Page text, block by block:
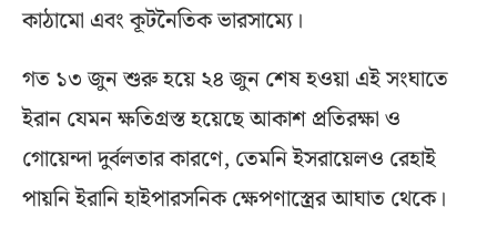
কাঠামো এবং কূটনৈতিক ভারসাম্যে।
গত ১৩ জুন শুরু হয়ে ২৪ জুন শেষ হওয়া এই সংঘাতে
ইরান যেমন ক্ষতিগ্রস্ত হয়েছে আকাশ প্রতিরক্ষা ও
গোয়েন্দা দুর্বলতার কারণে, তেমনি ইসরায়েলও রেহাই
পায়নি ইরানি হাইপারসনিক ক্ষেপণাস্ত্রের আঘাত থেকে।